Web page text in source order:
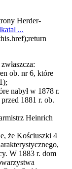
Herder-
...
ob. nr 6, które
nabył w 1878 r.
1881 r. ob.
Heinrich
że Kościuszki 4
W 1883 r. dom